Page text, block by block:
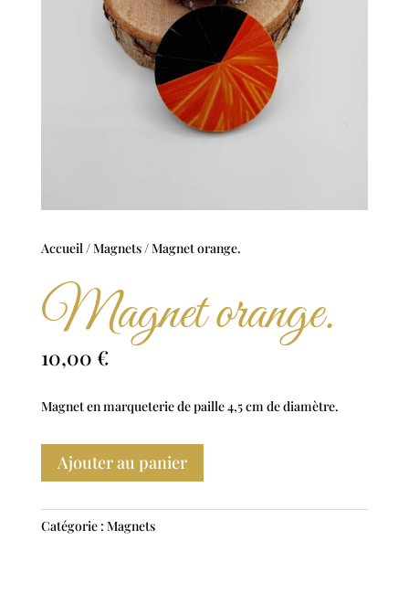
Accueil/Magnets/ Magnet orange.
Magnet orange.
10,00 €
Magnet en marqueterie de paille 4,5 cm de diamètre.
Ajouter au panier
Catégorie : Magnets